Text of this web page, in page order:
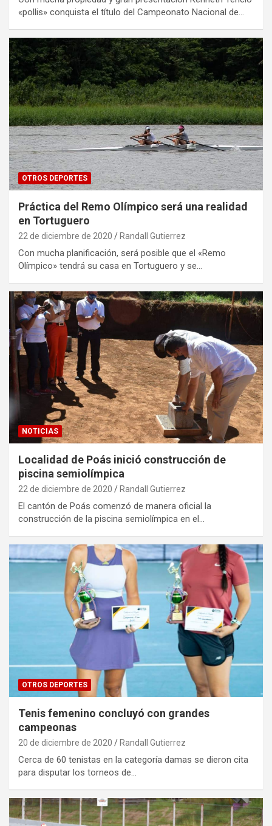
«pollis» conquista el título del Campeonato Nacional de…
OTROS DEPORTES
Práctica del Remo Olímpico será una realidad
en Tortuguero
22 de diciembre de 2020 Randall Gutierrez
Con mucha planificación, será posible que el «Remo
Olímpico» tendrá su casa en Tortuguero y se…
NOTICIAS
Localidad de Poás inició construcción de
piscina semiolímpica
22 de diciembre de 2020 Randall Gutierrez
El cantón de Poás comenzó de manera oficial la
construcción de la piscina semiolímpica en el…
OTROS DEPORTES
Tenis femenino concluyó con grandes
campeonas
20 de diciembre de 2020 Randall Gutierrez
Cerca de 60 tenistas en la categoría damas se dieron cita
para disputar los torneos de…